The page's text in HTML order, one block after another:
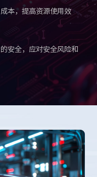
本，提高资源使用效
安全，应对安全风险和